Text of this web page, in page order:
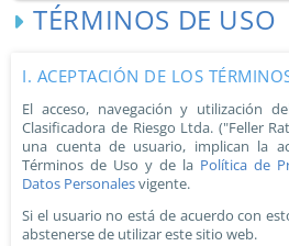
TÉRMINOS DE USO
I. ACEPTACIÓN DE LOS
El acceso, navegación y utilización
Clasificadora de Riesgo Ltda. ("Feller
una cuenta de usuario, implican la
Términos de Uso y de la Política de
Datos Personalesvigente.
Si el usuario no está de acuerdo con
abstenerse de utilizar este sitio web.